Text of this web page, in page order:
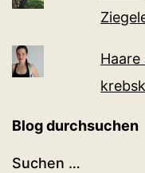
Blog durchsuchen
Suchen …